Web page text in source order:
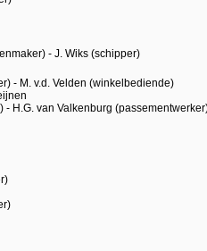
- J. Wiks (schipper)
- M. v.d. Velden (winkelbediende)
- H.G. van Valkenburg